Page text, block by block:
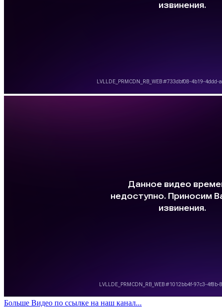
Больше Видео по ссылке на наш канал...